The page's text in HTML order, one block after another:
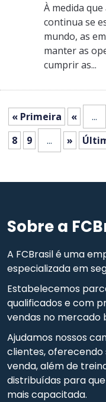
À medida
continua se
mundo, as
manter as
cumprir as...
« Primeira « ...
8 9 ... »
Sobre a
A FCBrasil é uma
especializada em
Estabelecemos
qualificados e com
vendas no mercado
Ajudamos nossos
clientes,
venda, além de
distribuídas para
mais capacitada.